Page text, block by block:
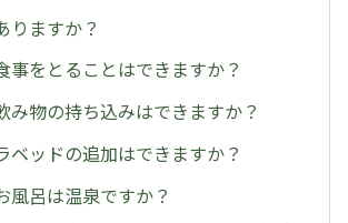
りますか？
事をとることはできますか？
み物の持ち込みはできますか？
ベッドの追加はできますか？
風呂は温泉ですか？